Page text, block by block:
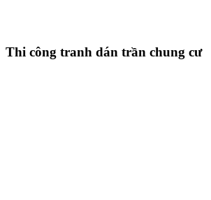
Thi công tranh dán trần chung cư